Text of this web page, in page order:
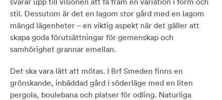
stil. Dessutom är det en lagom stor gård med en lagom
mängd lägenheter – en viktig aspekt när det gäller att
skapa goda förutsättningar för gemenskap och
samhörighet grannar emellan.
Det ska vara lätt att mötas. I Brf Smeden finns en
grönskande, inbäddad gård i söderläge med en liten
pergola, boulebana och platser för odling. Naturliga